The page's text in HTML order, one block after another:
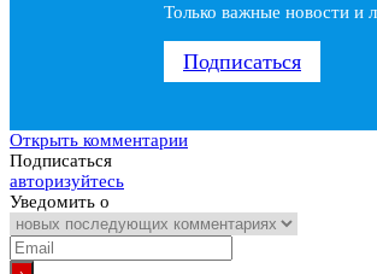
Только важные новости и
Подписаться
Открыть комментарии
Подписаться
авторизуйтесь
Уведомить о